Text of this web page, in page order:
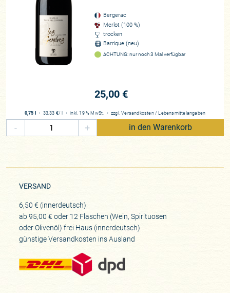
Bergerac
Merlot (100 %)
trocken
Barrique (neu)
ACHTUNG: nur noch 3 Mal verfügbar
25,00 €
0,75 l ・ 33,33 €/ l ・inkl. 19 % MwSt. ・ zzgl.Versandkosten / Lebensmittelangaben
- + in den Warenkorb
VERSAND
6,50 € (innerdeutsch)
ab 95,00 € oder 12 Flaschen (Wein, Spirituosen
oder Olivenöl) frei Haus (innerdeutsch)
günstige Versandkosten ins Ausland